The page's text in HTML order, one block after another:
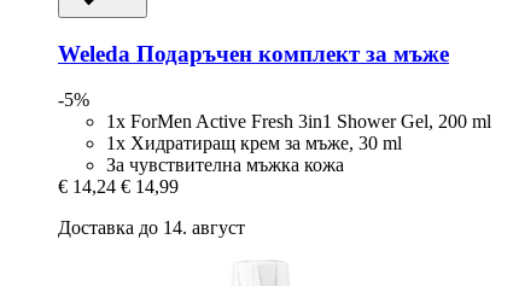
Weleda Подаръчен комплект за мъже
-5%
1x ForMen Active Fresh 3in1 Shower Gel, 200 ml
1x Хидратиращ крем за мъже, 30 ml
За чувствителна мъжка кожа
€ 14,24 € 14,99
Доставка до 14. август